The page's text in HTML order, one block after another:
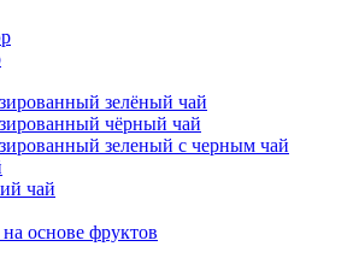
зелёный чай
чёрный чай
зеленый с черным чай
чай
основе фруктов